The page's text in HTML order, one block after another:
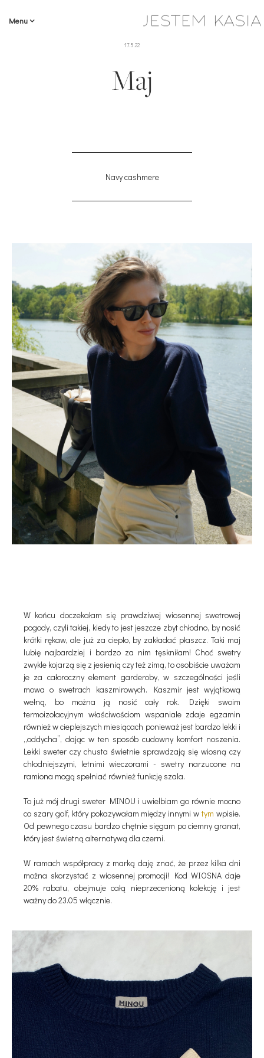
Menu
17.5.22
Maj
Navy cashmere
W końcu doczekałam się prawdziwej wiosennej swetrowej
pogody, czyli takiej, kiedy to jest jeszcze zbyt chłodno, by nosić
krótki rękaw, ale już za ciepło, by zakładać płaszcz. Taki maj
lubię najbardziej i bardzo za nim tęskniłam! Choć swetry
zwykle kojarzą się z jesienią czy też zimą, to osobiście uważam
je za całoroczny element garderoby, w szczególności jeśli
mowa o swetrach kaszmirowych. Kaszmir jest wyjątkową
wełną, bo można ją nosić cały rok. Dzięki swoim
termoizolacyjnym właściwościom wspaniale zdaje egzamin
również w cieplejszych miesiącach ponieważ jest bardzo lekki i
„oddycha”, dając w ten sposób cudowny komfort noszenia.
Lekki sweter czy chusta świetnie sprawdzają się wiosną czy
chłodniejszymi, letnimi wieczorami - swetry narzucone na
ramiona mogą spełniać również funkcję szala.
To już mój drugi sweter MINOU i uwielbiam go równie mocno
co szary golf, który pokazywałam między innymi wtym wpisie.
Od pewnego czasu bardzo chętnie sięgam po ciemny granat,
który jest świetną alternatywą dla czerni.
W ramach współpracy z marką daję znać, że przez kilka dni
można skorzystać z wiosennej promocji! Kod WIOSNA daje
20% rabatu, obejmuje całą nieprzecenioną kolekcję i jest
ważny do 23.05 włącznie.